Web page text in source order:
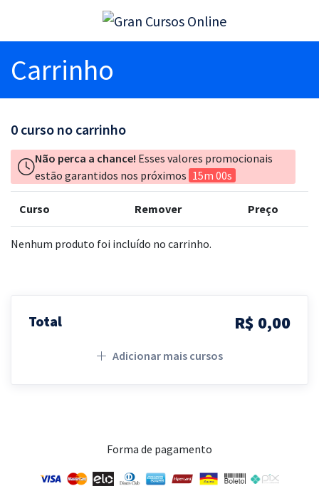
Carrinho
0 curso no carrinho
Não perca a chance! Esses valores promocionais
estão garantidos nos próximos 15m 00s
Curso Remover Preço
Nenhum produto foi incluído no carrinho.
Total R$ 0,00
Adicionar mais cursos
Forma de pagamento